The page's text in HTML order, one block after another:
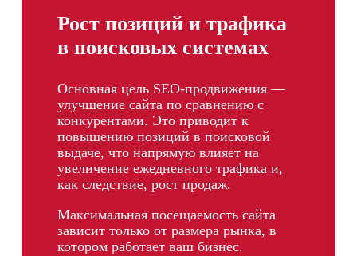
Рост позиций и трафика
в поисковых системах
Основная цель SEO-продвижения —
улучшение сайта по сравнению с
конкурентами. Это приводит к
повышению позиций в поисковой
выдаче, что напрямую влияет на
увеличение ежедневного трафика и,
как следствие, рост продаж.
Максимальная посещаемость сайта
зависит только от размера рынка, в
котором работает ваш бизнес.